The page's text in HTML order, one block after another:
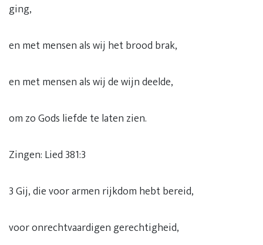
ging,
en met mensen als wij het brood brak,
en met mensen als wij de wijn deelde,
om zo Gods liefde te laten zien.
Zingen: Lied 381:3
3 Gij, die voor armen rijkdom hebt bereid,
voor onrechtvaardigen gerechtigheid,